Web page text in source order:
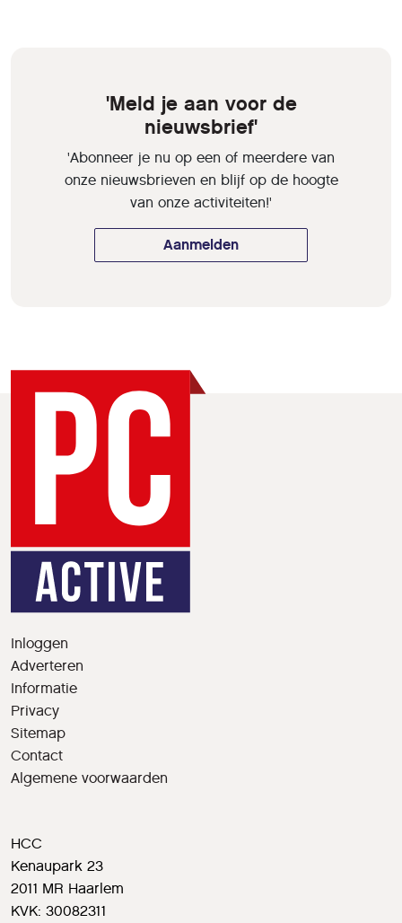
'Meld je aan voor de
nieuwsbrief'
'Abonneer je nu op een of meerdere van
onze nieuwsbrieven en blijf op de hoogte
van onze activiteiten!'
Aanmelden
Inloggen
Adverteren
Informatie
Privacy
Sitemap
Contact
Algemene voorwaarden
HCC
Kenaupark 23
2011 MR Haarlem
KVK: 30082311